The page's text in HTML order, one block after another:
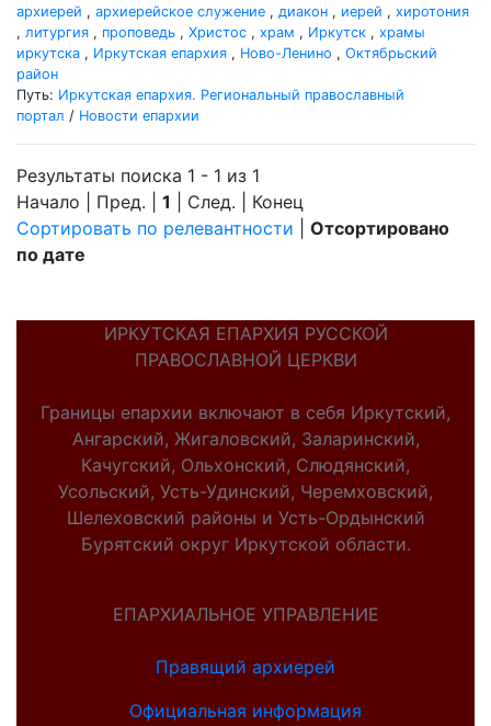
архиерей , архиерейское служение , диакон , иерей , хиротония
, литургия , проповедь , Христос , храм , Иркутск , храмы
иркутска , Иркутская епархия , Ново-Ленино , Октябрьский
район
Путь: Иркутская епархия. Региональный православный
портал / Новости епархии
Результаты поиска 1 - 1 из 1
Начало | Пред. | 1 | След. | Конец
Сортировать по релевантности
Отсортировано
по дате
ИРКУТСКАЯ ЕПАРХИЯ РУССКОЙ
ПРАВОСЛАВНОЙ ЦЕРКВИ
Границы епархии включают в себя Иркутский,
Ангарский, Жигаловский, Заларинский,
Качугский, Ольхонский, Слюдянский,
Усольский, Усть-Удинский, Черемховский,
Шелеховский районы и Усть-Ордынский
Бурятский округ Иркутской области.
ЕПАРХИАЛЬНОЕ УПРАВЛЕНИЕ
Правящий архиерей
Официальная информация